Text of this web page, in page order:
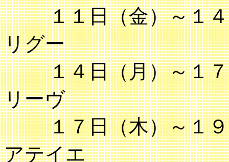
１１日（金）～１
リグー
１４日（月）～１
リーヴ
１７日（木）～１
アテイエ